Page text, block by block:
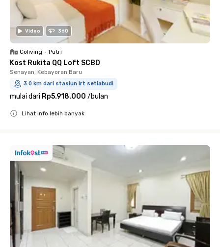
Video 360
Coliving • Putri
Kost Rukita QQ Loft SCBD
Senayan, Kebayoran Baru
3.0 km dari stasiun lrt setiabudi
mulai dari Rp5.918.000 /bulan
Lihat info lebih banyak